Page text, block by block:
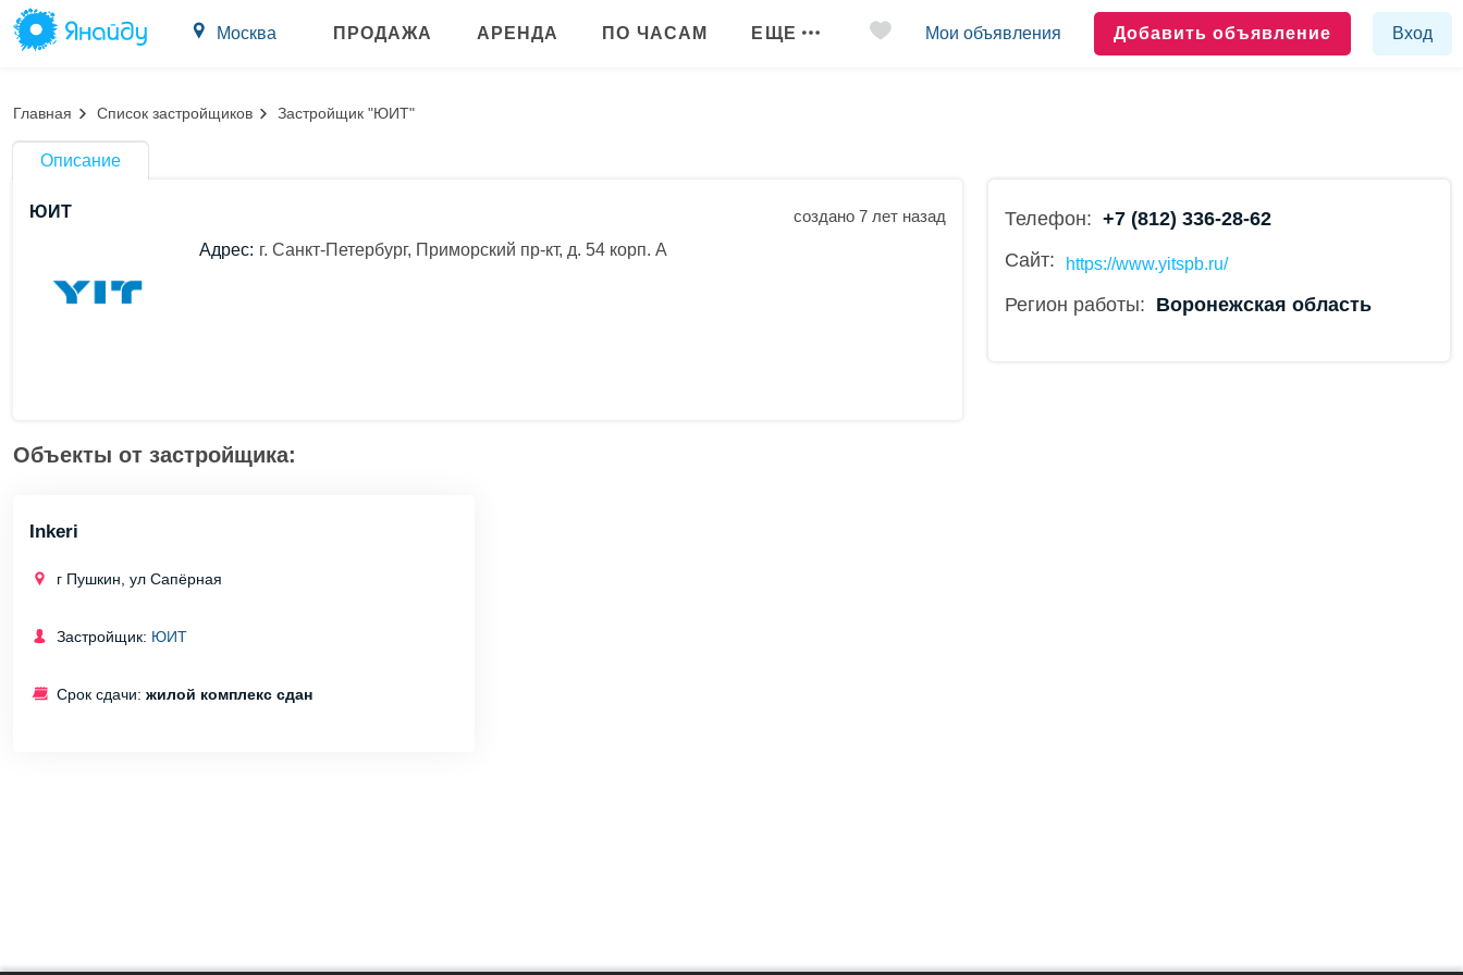
Москва ПРОДАЖА АРЕНДА ПО ЧАСАМ ЕЩЕ Мои объявления Добавить объявление Вход
Главная Список застройщиков Застройщик "ЮИТ"
Описание
ЮИТ
создано 7 лет назад
Адрес: г. Санкт-Петербург, Приморский пр-кт, д. 54 корп. А
Телефон: +7 (812) 336-28-62
Сайт:
https://www.yitspb.ru/
Регион работы: Воронежская область
Объекты от застройщика:
Inkeri
г Пушкин, ул Сапёрная
Застройщик: ЮИТ
Срок сдачи: жилой комплекс сдан